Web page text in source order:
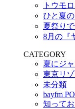
トウモ
ひと夏
夏祭り
8月の『
CATEGORY
夏にジ
東京リ
未分類
bayfm
知って